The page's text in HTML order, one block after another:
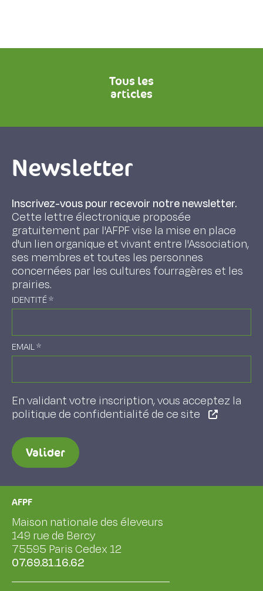
Tous les
articles
Newsletter
Inscrivez-vous pour recevoir notre newsletter.
Cette lettre électronique proposée
gratuitement par l'AFPF vise la mise en place
d'un lien organique et vivant entre l'Association,
ses membres et toutes les personnes
concernées par les cultures fourragères et les
prairies.
IDENTITÉ*
EMAIL*
En validant votre inscription, vous acceptez la
politique de confidentialité de ce site
Valider
AFPF
Maison nationale des éleveurs
149 rue de Bercy
75595 Paris Cedex 12
07.69.81.16.62